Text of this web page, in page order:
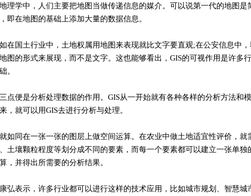
学中，人们主要把地图当做传递信息的媒介。可以说第一代的地图是
即在地图的基础上添加大量的数据信息。
国土行业中，土地权属用地图来表现就比文字要直观;在公安信息中，
图的形式来展现，而不是文字。这也能够看出，GIS的可视作用是许多
。
便是分析处理数据的作用。GIS从一开始就有各种各样的分析方法和
，就可以用GIS去进行分析与处理。
同在一张一张的图层上做空间运算。在农业中做土地适宜性评价，就
土壤颗粒程度等划分成不同的要素，而每一个要素都可以建立一张单
，并得出所需要的分析结果。
表示，许多行业都可以进行这样的技术应用，比如城市规划、智慧城